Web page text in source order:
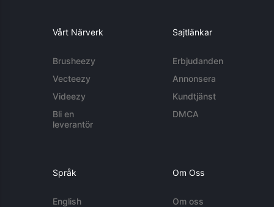
Vårt Närverk
Brusheezy
Vecteezy
Videezy
Bli en
leverantör
Sajtlänkar
Erbjudanden
Annonsera
Kundtjänst
DMCA
Språk
English
Om Oss
Om oss